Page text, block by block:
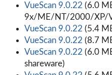
VueScan 9.0.22 (6.0
9x/ME/NT/2000/XP/
VueScan 9.0.22 (5.4
VueScan 9.0.22 (8.7
VueScan 9.0.22 (6.0
shareware)